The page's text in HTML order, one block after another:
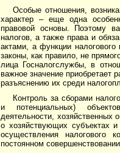
Особые отношения,
характер – еще одна
правовой основы. Поэтому
налогов, а также права и
актами, а функции
законы, как правило, не
лица Госналогслужбы, в
важное значение приобретает
разъяснению их среди
Контроль за сборами
и потенциальных)
деятельности, хозяйственных
о хозяйствующих субъектах
осуществления налогового
постоянном